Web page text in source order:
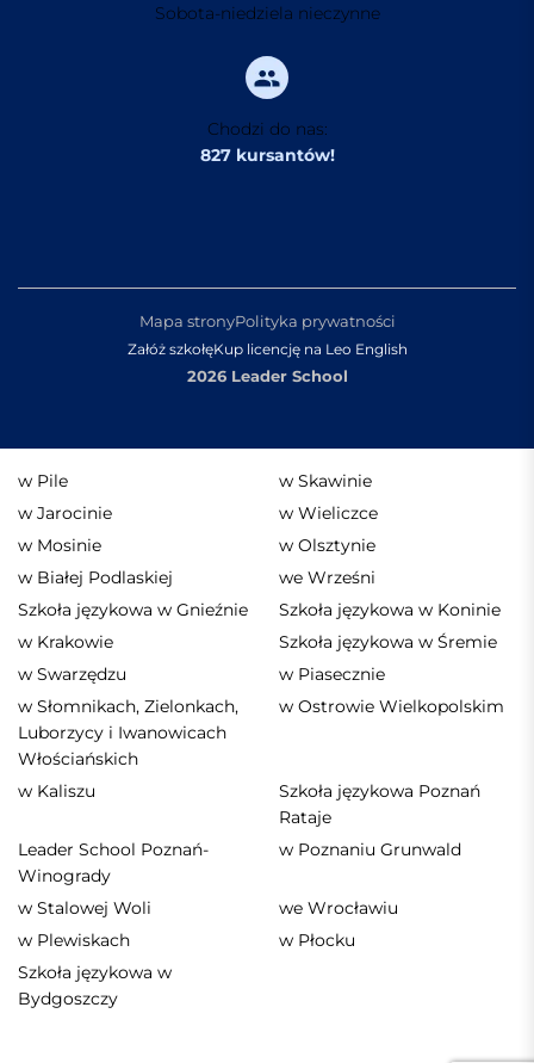
Sobota-niedziela nieczynne
Chodzi do nas:
827 kursantów!
2026 Leader School
Załóż szkołęKup licencję na Leo English
Mapa stronyPolityka prywatności
w Pile
w Skawinie
w Jarocinie
w Wieliczce
w Mosinie
w Olsztynie
w Białej Podlaskiej
we Wrześni
Szkoła językowa w Gnieźnie
Szkoła językowa w Koninie
w Krakowie
Szkoła językowa w Śremie
w Swarzędzu
w Piasecznie
w Słomnikach, Zielonkach,
Luborzycy i Iwanowicach
Włościańskich
w Ostrowie Wielkopolskim
w Kaliszu
Szkoła językowa Poznań
Rataje
Leader School Poznań-
Winogrady
w Poznaniu Grunwald
w Stalowej Woli
we Wrocławiu
w Plewiskach
w Płocku
Szkoła językowa w
Bydgoszczy